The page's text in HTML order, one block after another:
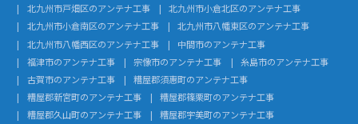
北九州市戸畑区のアンテナ工事
北九州市小倉北区のアンテナ工事
北九州市小倉南区のアンテナ工事
北九州市八幡東区のアンテナ工事
北九州市八幡西区のアンテナ工事
中間市のアンテナ工事
福津市のアンテナ工事
宗像市のアンテナ工事
糸島市のアンテナ工事
古賀市のアンテナ工事
糟屋郡須惠町のアンテナ工事
糟屋郡新宮町のアンテナ工事
糟屋郡篠栗町のアンテナ工事
糟屋郡久山町のアンテナ工事
糟屋郡宇美町のアンテナ工事